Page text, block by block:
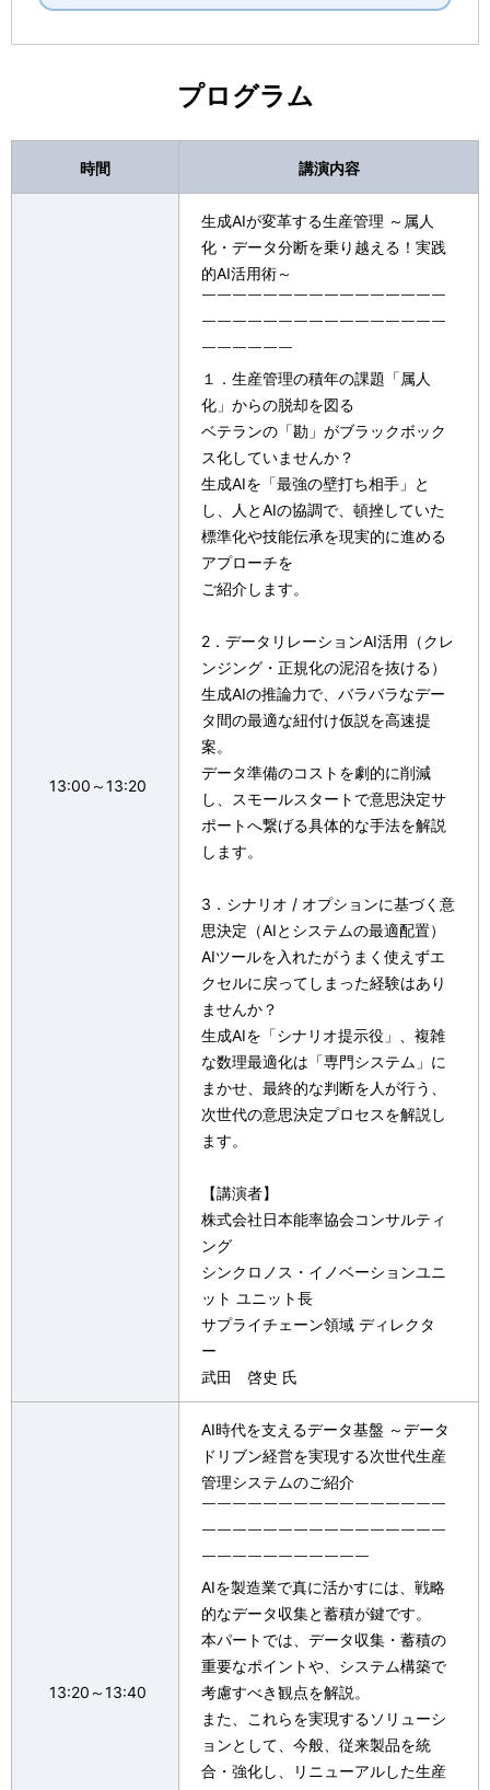
プログラム
時間 講演内容
13:00～13:20
生成AIが変革する生産管理 ～属人
化・データ分断を乗り越える！実践
的AI活用術～
￣￣￣￣￣￣￣￣￣￣￣￣￣￣￣￣
￣￣￣￣￣￣￣￣￣￣￣￣￣￣￣￣
￣￣￣￣￣￣
１．生産管理の積年の課題「属人
化」からの脱却を図る
ベテランの「勘」がブラックボック
ス化していませんか？
生成AIを「最強の壁打ち相手」と
し、人とAIの協調で、頓挫していた
標準化や技能伝承を現実的に進める
アプローチを
ご紹介します。
2．データリレーションAI活用（クレ
ンジング・正規化の泥沼を抜ける）
生成AIの推論力で、バラバラなデー
タ間の最適な紐付け仮説を高速提
案。
データ準備のコストを劇的に削減
し、スモールスタートで意思決定サ
ポートへ繋げる具体的な手法を解説
します。
3．シナリオ / オプションに基づく意
思決定（AIとシステムの最適配置）
AIツールを入れたがうまく使えずエ
クセルに戻ってしまった経験はあり
ませんか？
生成AIを「シナリオ提示役」、複雑
な数理最適化は「専門システム」に
まかせ、最終的な判断を人が行う、
次世代の意思決定プロセスを解説し
ます。
【講演者】
株式会社日本能率協会コンサルティ
ング
シンクロノス・イノベーションユニ
ット ユニット長
サプライチェーン領域 ディレクタ
ー
武田 啓史 氏
13:20～13:40
AI時代を支えるデータ基盤 ～データ
ドリブン経営を実現する次世代生産
管理システムのご紹介
￣￣￣￣￣￣￣￣￣￣￣￣￣￣￣￣
￣￣￣￣￣￣￣￣￣￣￣￣￣￣￣￣
￣￣￣￣￣￣￣￣￣￣￣
AIを製造業で真に活かすには、戦略
的なデータ収集と蓄積が鍵です。
本パートでは、データ収集・蓄積の
重要なポイントや、システム構築で
考慮すべき観点を解説。
また、これらを実現するソリューシ
ョンとして、今般、従来製品を統
合・強化し、リニューアルした生産